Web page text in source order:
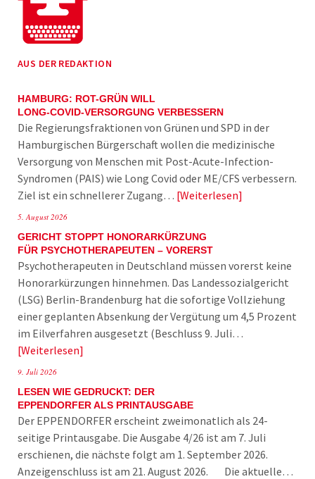
AUS DER REDAKTION
HAMBURG: ROT-GRÜN WILL
LONG-COVID-VERSORGUNG VERBESSERN
Die Regierungsfraktionen von Grünen und SPD in der
Hamburgischen Bürgerschaft wollen die medizinische
Versorgung von Menschen mit Post-Acute-Infection-
Syndromen (PAIS) wie Long Covid oder ME/CFS verbessern.
Ziel ist ein schnellerer Zugang… Weiterlesen
5. August 2026
GERICHT STOPPT HONORARKÜRZUNG
FÜR PSYCHOTHERAPEUTEN – VORERST
Psychotherapeuten in Deutschland müssen vorerst keine
Honorarkürzungen hinnehmen. Das Landessozialgericht
(LSG) Berlin-Brandenburg hat die sofortige Vollziehung
einer geplanten Absenkung der Vergütung um 4,5 Prozent
im Eilverfahren ausgesetzt (Beschluss 9. Juli…
Weiterlesen
9. Juli 2026
LESEN WIE GEDRUCKT: DER
EPPENDORFER ALS PRINTAUSGABE
Der EPPENDORFER erscheint zweimonatlich als 24-
seitige Printausgabe. Die Ausgabe 4/26 ist am 7. Juli
erschienen, die nächste folgt am 1. September 2026.
Anzeigenschluss ist am 21. August 2026. Die aktuelle…